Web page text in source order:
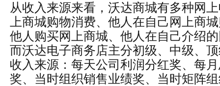
从收入来源来看，沃达商城有多种网
上商城购物消费、他人在自己网上商
他人购买网上商城、他人在自己介绍
而沃达电子商务店主分初级、中级、
收入来源：每天公司利润分红奖、每
奖、当时组织销售业绩奖、当时矩阵